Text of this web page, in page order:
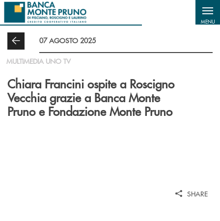
Salta al contenuto principale
MENU
07 AGOSTO 2025
MULTIMEDIA UNO TV
Chiara Francini ospite a Roscigno
Vecchia grazie a Banca Monte
Pruno e Fondazione Monte Pruno
SHARE